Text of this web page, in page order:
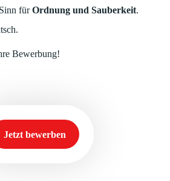
fürOrdnung und Sauberkeit.
Bewerbung!
Jetzt bewerben